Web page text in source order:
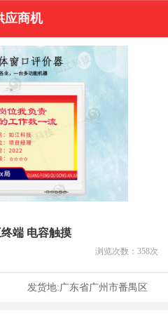
应商机
端 电容触摸
浏览次数： 358次
发货地:广东省广州市番禺区